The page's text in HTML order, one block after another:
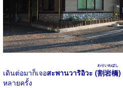
เดินต่อมาก็เจอสะพานวาริอิวะ (割岩橋
わりいわばし
)
หลายครั้ง